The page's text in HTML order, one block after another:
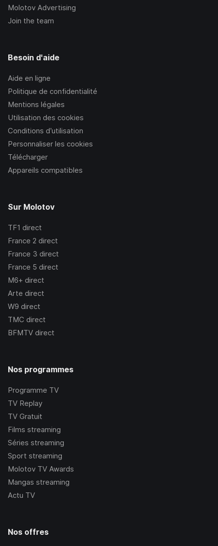
Molotov Advertising
Join the team
Besoin d'aide
Aide en ligne
Politique de confidentialité
Mentions légales
Utilisation des cookies
Conditions d’utilisation
Personnaliser les cookies
Télécharger
Appareils compatibles
Sur Molotov
TF1 direct
France 2 direct
France 3 direct
France 5 direct
M6+ direct
Arte direct
W9 direct
TMC direct
BFMTV direct
Nos programmes
Programme TV
TV Replay
TV Gratuit
Films streaming
Séries streaming
Sport streaming
Molotov TV Awards
Mangas streaming
Actu TV
Nos offres